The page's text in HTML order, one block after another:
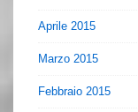
Aprile 2015
Marzo 2015
Febbraio 2015